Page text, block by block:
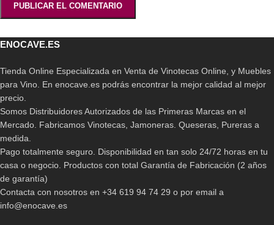
ENOCAVE.ES
Tienda Online Especializada en Venta de Vinotecas Online, y Muebles
para Vino. En enocave.es podrás encontrar la mejor calidad al mejor
precio.
Somos Distribuidores Autorizados de las Primeras Marcas en el
Mercado. Fabricamos Vinotecas, Jamoneras. Queseras, Pureras a
medida.
Pago totalmente seguro. Disponibilidad en tan solo 24/72 horas en tu
casa o negocio. Productos con total Garantía de Fabricación (2 años
de garantía)
Contacta con nosotros en +34 619 94 74 29 o por email a
info@enocave.es